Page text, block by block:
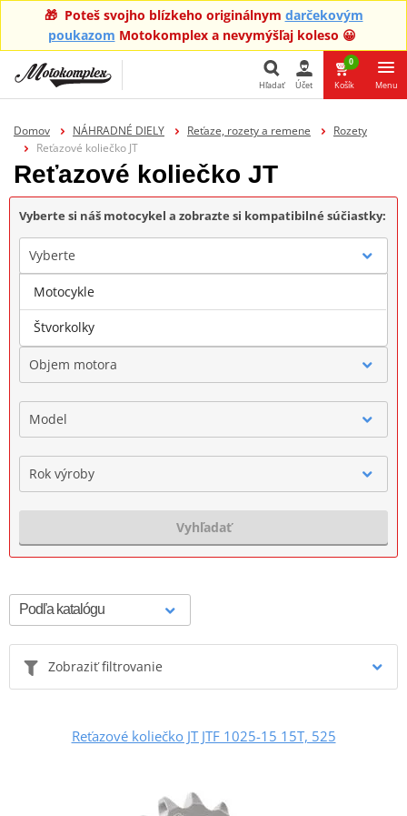
🎁 Poteš svojho blízkeho originálnym darčekovým
poukazom Motokomplex a nevymýšľaj koleso 😀
Hľadať
Hľadať Účet
0
Košík Menu
Domov NÁHRADNÉ DIELY Reťaze, rozety a remene
Rozety
Reťazové koliečko JT
Reťazové koliečko JT
Vyberte si náš motocykel a zobrazte si kompatibilné súčiastky:
Vyberte
Značka
Objem motora
Model
Rok výroby
Vyhľadať
Zobraziť filtrovanie
Reťazové koliečko JT JTF 1025-15 15T, 525
Motocykle
Štvorkolky